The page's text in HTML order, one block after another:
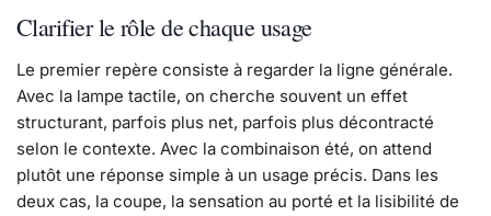
Clarifier le rôle de chaque usage
Le premier repère consiste à regarder la ligne générale.
Avec la lampe tactile, on cherche souvent un effet
structurant, parfois plus net, parfois plus décontracté
selon le contexte. Avec la combinaison été, on attend
plutôt une réponse simple à un usage précis. Dans les
deux cas, la coupe, la sensation au porté et la lisibilité de